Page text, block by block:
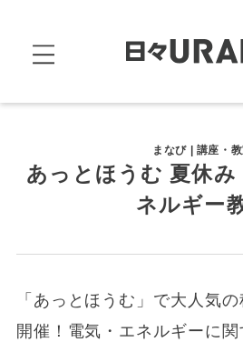
まなび | 講座・
あっとほうむ 夏休
ネルギー
「あっとほうむ」で大人気
開催！電気・エネルギーに関